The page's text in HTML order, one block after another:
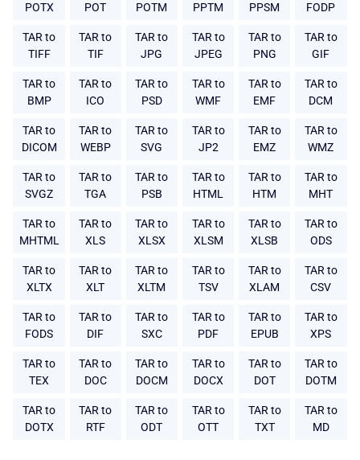
POTX
POT
POTM
PPTM
PPSM
FODP
TAR to
TIFF
TAR to
TIF
TAR to
JPG
TAR to
JPEG
TAR to
PNG
TAR to
GIF
TAR to
BMP
TAR to
ICO
TAR to
PSD
TAR to
WMF
TAR to
EMF
TAR to
DCM
TAR to
DICOM
TAR to
WEBP
TAR to
SVG
TAR to
JP2
TAR to
EMZ
TAR to
WMZ
TAR to
SVGZ
TAR to
TGA
TAR to
PSB
TAR to
HTML
TAR to
HTM
TAR to
MHT
TAR to
MHTML
TAR to
XLS
TAR to
XLSX
TAR to
XLSM
TAR to
XLSB
TAR to
ODS
TAR to
XLTX
TAR to
XLT
TAR to
XLTM
TAR to
TSV
TAR to
XLAM
TAR to
CSV
TAR to
FODS
TAR to
DIF
TAR to
SXC
TAR to
PDF
TAR to
EPUB
TAR to
XPS
TAR to
TEX
TAR to
DOC
TAR to
DOCM
TAR to
DOCX
TAR to
DOT
TAR to
DOTM
TAR to
DOTX
TAR to
RTF
TAR to
ODT
TAR to
OTT
TAR to
TXT
TAR to
MD